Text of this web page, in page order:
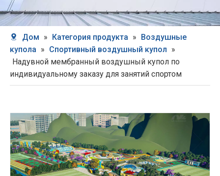
Дом » Категория продукта » Воздушные
купола » Спортивный воздушный купол »
Надувной мембранный воздушный купол по
индивидуальному заказу для занятий спортом